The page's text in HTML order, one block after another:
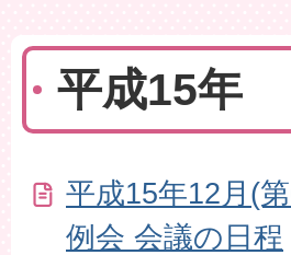
平成15年
平成15年12月(
例会 会議の日程